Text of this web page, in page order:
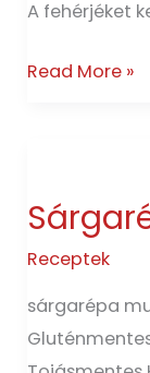
A fehérjéket
Read More »
Receptek
sárgarépa